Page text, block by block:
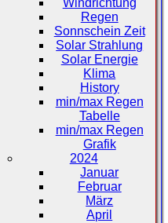
Regen
Sonnschein Zeit
Solar Strahlung
Solar Energie
Klima
History
min/max Regen
Tabelle
min/max Regen
Grafik
2024
Januar
Februar
März
April